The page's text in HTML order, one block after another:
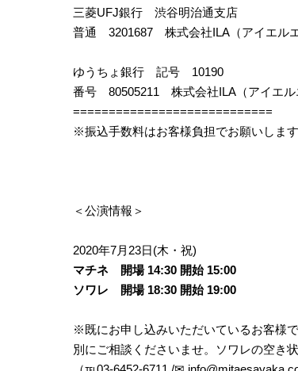
三菱UFJ銀行 渋谷明治通支店
普通 3201687 株式会社ILA（アイエルエ
ゆうちょ銀行 記号 10190
番号 80505211 株式会社ILA（アイエル
============================
※振込手数料はお客様負担でお願いします
＜公演情報＞
2020年7月23日(木・祝)
マチネ 開場 14:30 開始 15:00
ソワレ 開場 18:30 開始 19:00
※既にお申し込みいただいているお客様
別にご相談くださいませ。ソワレの空き